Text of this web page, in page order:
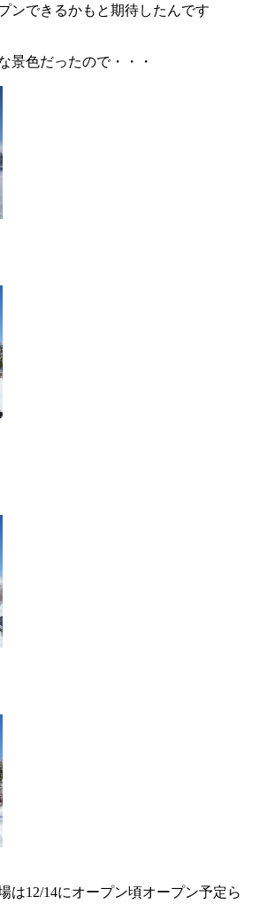
ンできるかもと期待したんです
景色だったので・・・
は12/14にオープン頃オープン予定ら